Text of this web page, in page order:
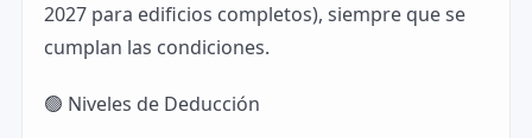
2027 para edificios completos), siempre que se
cumplan las condiciones.
🟢 Niveles de Deducción